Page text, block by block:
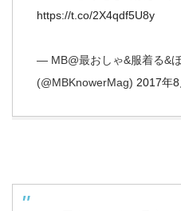
https://t.co/2X4qdf5U8y
— MB@最おしゃ&服着る&
(@MBKnowerMag) 2017年